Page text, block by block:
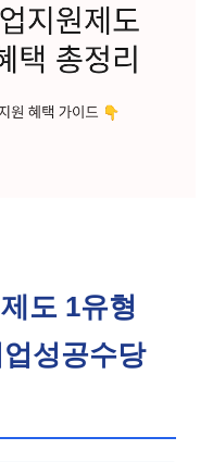
도 1유형
성공수당